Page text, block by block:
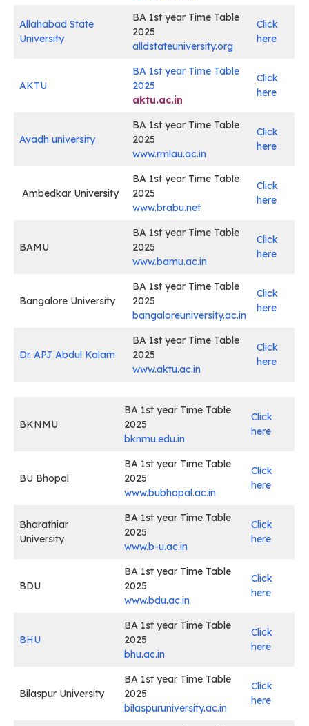
Allahabad State
University
BA 1st year Time Table
2025
alldstateuniversity.org
Click
here
AKTU
BA 1st year Time Table
2025
aktu.ac.in
Click
here
Avadh university
BA 1st year Time Table
2025
www.rmlau.ac.in
Click
here
Ambedkar University
BA 1st year Time Table
2025
www.brabu.net
Click
here
BAMU
BA 1st year Time Table
2025
www.bamu.ac.in
Click
here
Bangalore University
BA 1st year Time Table
2025
bangaloreuniversity.ac.in
Click
here
Dr. APJ Abdul Kalam
BA 1st year Time Table
2025
www.aktu.ac.in
Click
here
BKNMU
BA 1st year Time Table
2025
bknmu.edu.in
Click
here
BU Bhopal
BA 1st year Time Table
2025
www.bubhopal.ac.in
Click
here
Bharathiar
University
BA 1st year Time Table
2025
www.b-u.ac.in
Click
here
BDU
BA 1st year Time Table
2025
www.bdu.ac.in
Click
here
BHU
BA 1st year Time Table
2025
bhu.ac.in
Click
here
Bilaspur University
BA 1st year Time Table
2025
bilaspuruniversity.ac.in
Click
here